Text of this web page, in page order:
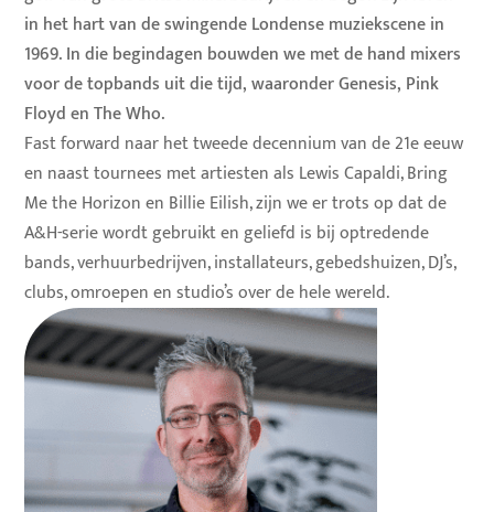
in het hart van de swingende Londense muziekscene in
1969. In die begindagen bouwden we met de hand mixers
voor de topbands uit die tijd, waaronder Genesis, Pink
Floyd en The Who.
Fast forward naar het tweede decennium van de 21e eeuw
en naast tournees met artiesten als Lewis Capaldi, Bring
Me the Horizon en Billie Eilish, zijn we er trots op dat de
A&H-serie wordt gebruikt en geliefd is bij optredende
bands, verhuurbedrijven, installateurs, gebedshuizen, DJ’s,
clubs, omroepen en studio’s over de hele wereld.